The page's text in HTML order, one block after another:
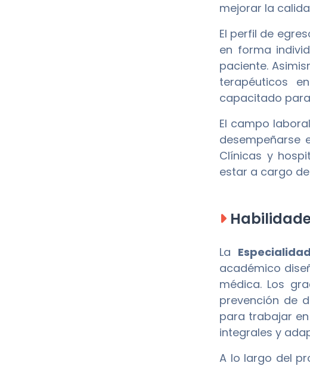
mejorar la
El perfil de
en forma
paciente.
terapéuticos
capacitado
El campo
desempeñarse
Clínicas y
estar a cargo
La
académico
médica. Los
prevención de
para trabajar
integrales y
A lo largo del